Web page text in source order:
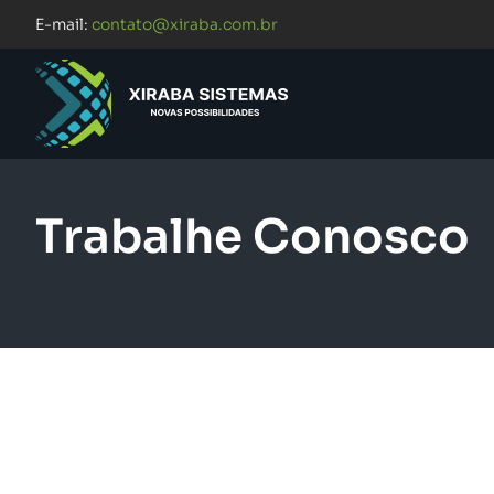
E-mail: contato@xiraba.com.br
Trabalhe Conosco